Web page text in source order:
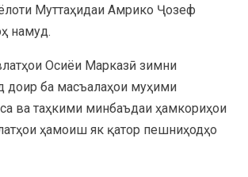
Муттаҳидаи Амрико Ҷозеф
намуд.
Осиёи Марказӣ зимни
доир ба масъалаҳои муҳими
ва таҳкими минбаъдаи ҳамкориҳои
ҳамоиш як қатор пешниҳодҳо